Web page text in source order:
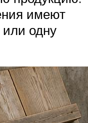
имеют
или одну